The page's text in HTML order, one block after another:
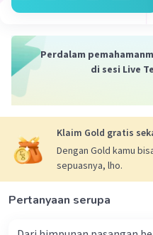
2,5% = (Tara/24) x
Tara = 0,6 kg.
Tara dua dus barang
Sehingga, neto dua
Bruto = Neto + Tara
Neto = Bruto - Tara
Neto = 48 - 1,2
Perdalam
di sesi Live
Klaim Gold gratis
Dengan Gold kamu
sepuasnya, lho.
Pertanyaan serupa